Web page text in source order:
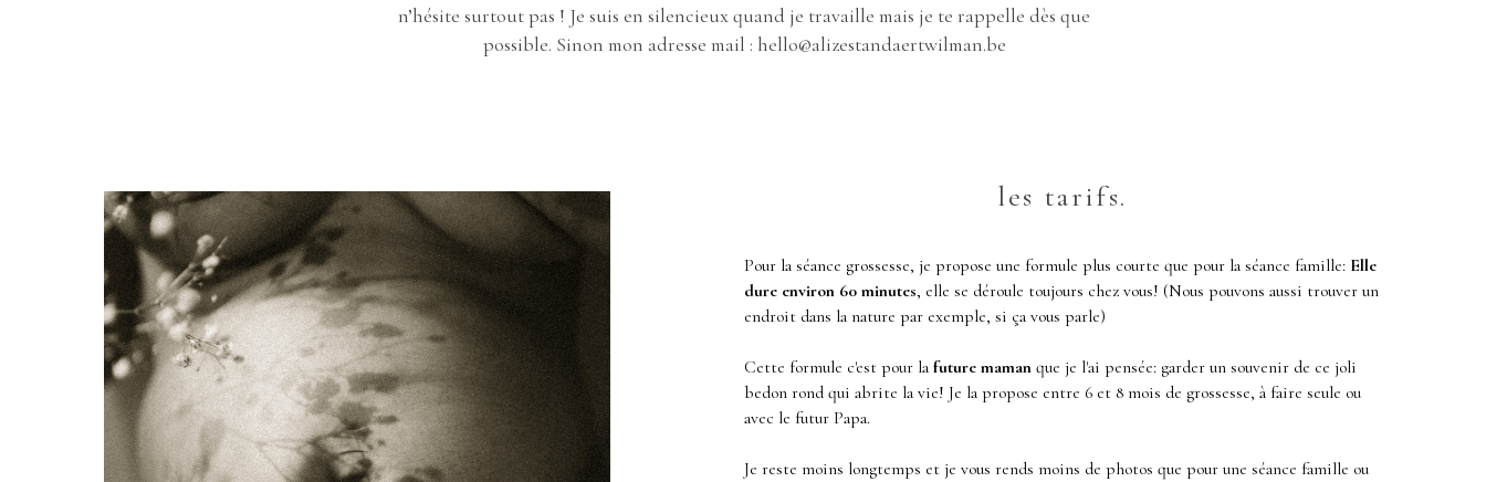
n’hésite surtout pas ! Je suis en silencieux quand je travaille mais je te rappelle dès que
possible. Sinon mon adresse mail : hello@alizestandaertwilman.be
les tarifs.
Pour la séance grossesse, je propose une formule plus courte que pour la séance famille: Elle
dure environ 60 minutes, elle se déroule toujours chez vous! (Nous pouvons aussi trouver un
endroit dans la nature par exemple, si ça vous parle)
Cette formule c'est pour la future mamanque je l'ai pensée: garder un souvenir de ce joli
bedon rond qui abrite la vie! Je la propose entre 6 et 8 mois de grossesse, à faire seule ou
avec le futur Papa.
Je reste moins longtemps et je vous rends moins de photos que pour une séance famille ou